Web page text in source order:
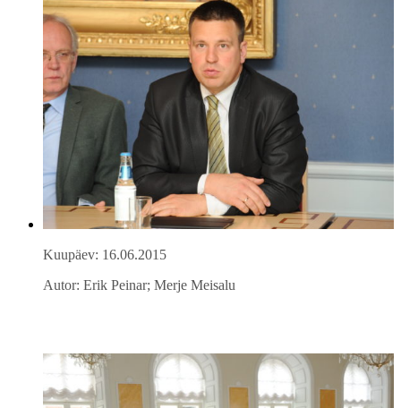
Kuupäev: 16.06.2015
Autor: Erik Peinar; Merje Meisalu